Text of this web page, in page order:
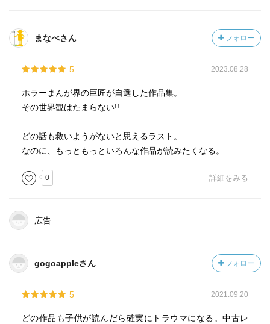
まなべさん フォロー
5 2023.08.28
ホラーまんが界の巨匠が自選した作品集。
その世界観はたまらない!!
どの話も救いようがないと思えるラスト。
なのに、もっともっといろんな作品が読みたくなる。
0 詳細をみる
広告
gogoappleさん フォロー
5 2021.09.20
どの作品も子供が読んだら確実にトラウマになる。中古レ